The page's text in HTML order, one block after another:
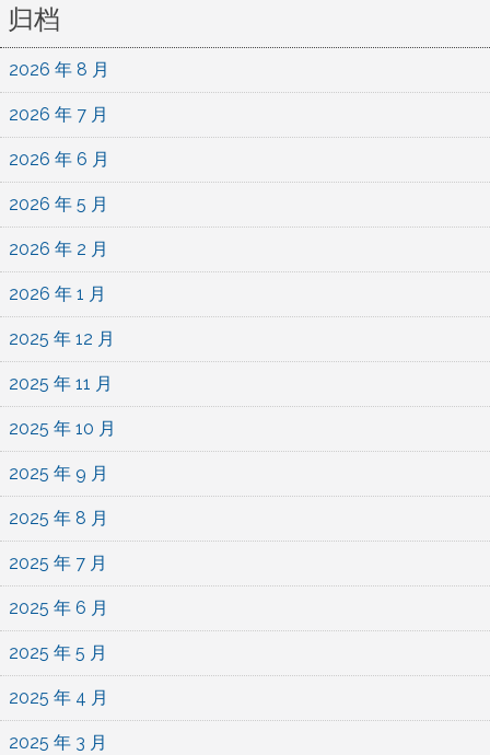
归档
2026 年 8 月
2026 年 7 月
2026 年 6 月
2026 年 5 月
2026 年 2 月
2026 年 1 月
2025 年 12 月
2025 年 11 月
2025 年 10 月
2025 年 9 月
2025 年 8 月
2025 年 7 月
2025 年 6 月
2025 年 5 月
2025 年 4 月
2025 年 3 月